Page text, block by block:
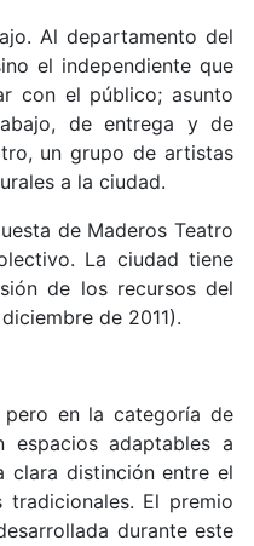
Al departamento del
el independiente que
con el público; asunto
de entrega y de
un grupo de artistas
a la ciudad.
de Maderos Teatro
La ciudad tiene
de los recursos del
de 2011).
en la categoría de
espacios adaptables a
clara distinción entre el
El premio
durante este